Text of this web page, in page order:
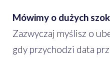
Mówimy o dużych
Zazwyczaj myślisz o
gdy przychodzi data